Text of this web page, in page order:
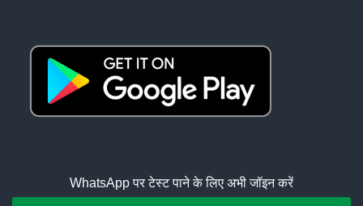
WhatsApp पर टेस्ट पाने के लिए अभी जॉइन करें